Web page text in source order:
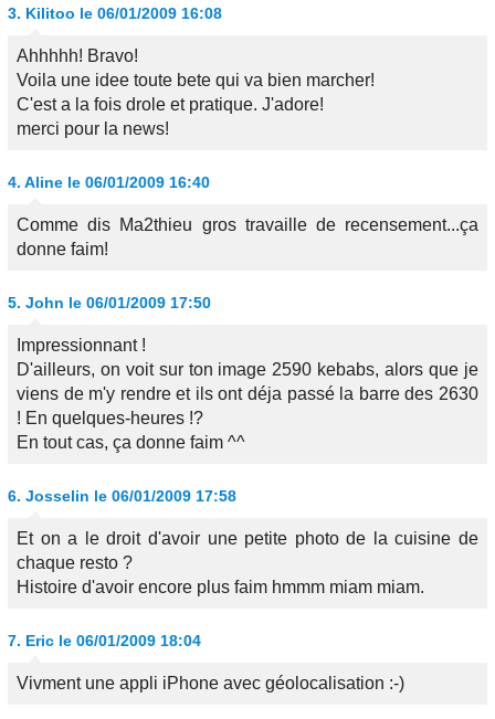
3. Kilitoo le 06/01/2009 16:08
Ahhhhh! Bravo!
Voila une idee toute bete qui va bien marcher!
C'est a la fois drole et pratique. J'adore!
merci pour la news!
4. Aline le 06/01/2009 16:40
Comme dis Ma2thieu gros travaille de recensement...ça
donne faim!
5. John le 06/01/2009 17:50
Impressionnant !
D'ailleurs, on voit sur ton image 2590 kebabs, alors que je
viens de m'y rendre et ils ont déja passé la barre des 2630
! En quelques-heures !?
En tout cas, ça donne faim ^^
6. Josselin le 06/01/2009 17:58
Et on a le droit d'avoir une petite photo de la cuisine de
chaque resto ?
Histoire d'avoir encore plus faim hmmm miam miam.
7. Eric le 06/01/2009 18:04
Vivment une appli iPhone avec géolocalisation :-)